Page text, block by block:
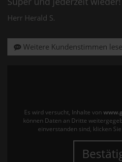
Herr Herald S.
Weitere Kundenstimmen
Es wird versucht, Inhalte von
können Daten an Dritte
einverstanden sind, klicken